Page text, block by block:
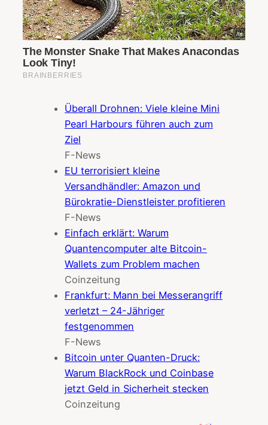
Überall Drohnen: Viele kleine Mini
Pearl Harbours führen auch zum
Ziel
F-News
EU terrorisiert kleine
Versandhändler: Amazon und
Bürokratie-Dienstleister profitieren
F-News
Einfach erklärt: Warum
Quantencomputer alte Bitcoin-
Wallets zum Problem machen
Coinzeitung
Frankfurt: Mann bei Messerangriff
verletzt – 24-Jähriger
festgenommen
F-News
Bitcoin unter Quanten-Druck:
Warum BlackRock und Coinbase
jetzt Geld in Sicherheit stecken
Coinzeitung